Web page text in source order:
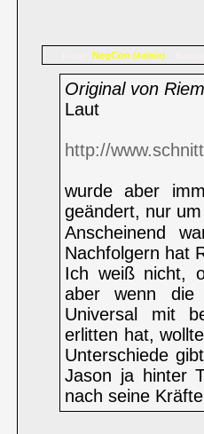
NegCon (Admin)
Original von
Laut
http://
wurde aber
geändert, nur
Anscheinend
Nachfolgern hat
Ich weiß nicht,
aber wenn die
Universal mit
erlitten hat,
Unterschiede
Jason ja hinter
nach seine